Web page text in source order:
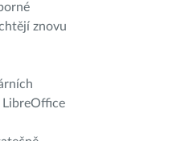
znovu
LibreOffice